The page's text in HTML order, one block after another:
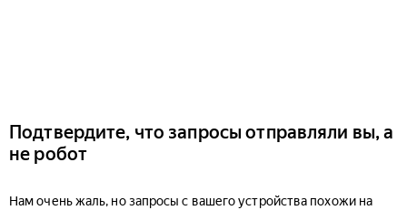
Подтвердите, что запросы отправляли вы, а
не робот
Нам очень жаль, но запросы с вашего устройства похожи на